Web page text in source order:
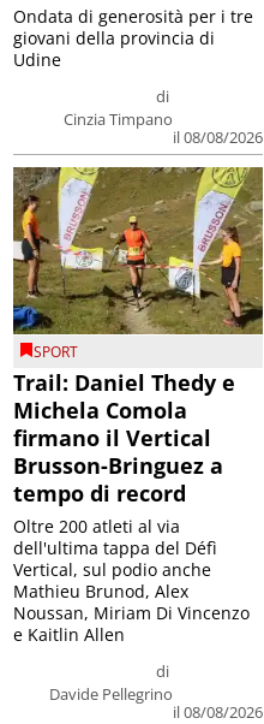
di
Cinzia Timpano
il 08/08/2026
Ondata di generosità per i tre
giovani della provincia di
Udine
SPORT
Trail: Daniel Thedy e
Michela Comola
firmano il Vertical
Brusson-Bringuez a
tempo di record
di
Davide Pellegrino
il 08/08/2026
Oltre 200 atleti al via
dell'ultima tappa del Défì
Vertical, sul podio anche
Mathieu Brunod, Alex
Noussan, Miriam Di Vincenzo
e Kaitlin Allen